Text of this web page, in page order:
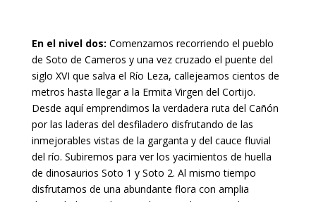
En el nivel dos: Comenzamos recorriendo el pueblo
de Soto de Cameros y una vez cruzado el puente del
siglo XVI que salva el Río Leza, callejeamos cientos de
metros hasta llegar a la Ermita Virgen del Cortijo.
Desde aquí emprendimos la verdadera ruta del Cañón
por las laderas del desfiladero disfrutando de las
inmejorables vistas de la garganta y del cauce fluvial
del río. Subiremos para ver los yacimientos de huella
de dinosaurios Soto 1 y Soto 2. Al mismo tiempo
disfrutamos de una abundante flora con amplia